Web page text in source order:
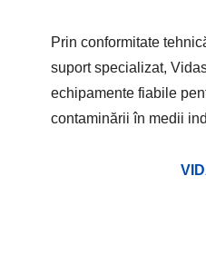
Prin conformitate
suport specializat,
echipamente fiabile
contaminării în medii